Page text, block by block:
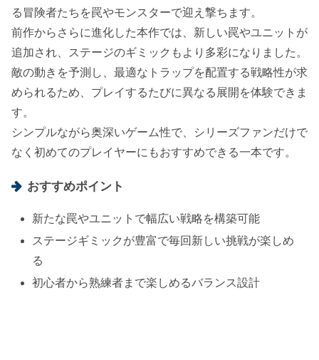
る冒険者たちを罠やモンスターで迎え撃ちます。
前作からさらに進化した本作では、新しい罠やユニットが
追加され、ステージのギミックもより多彩になりました。
敵の動きを予測し、最適なトラップを配置する戦略性が求
められるため、プレイするたびに異なる展開を体験できま
す。
シンプルながら奥深いゲーム性で、シリーズファンだけで
なく初めてのプレイヤーにもおすすめできる一本です。
おすすめポイント
新たな罠やユニットで幅広い戦略を構築可能
ステージギミックが豊富で毎回新しい挑戦が楽しめ
る
初心者から熟練者まで楽しめるバランス設計